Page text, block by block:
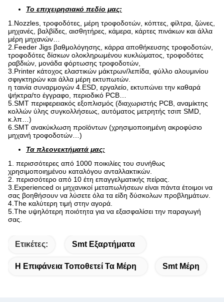
Το επιχειρησιακό πεδίο μας:
1.Nozzles, τροφοδότες, μέρη τροφοδοτών, κόπτες, φίλτρα, ζώνες,
μηχανές, βαλβίδες, αισθητήρες, κάμερα, κάρτες πινάκων και άλλα
μέρη μηχανών…
2.Feeder Jigs βαθμολόγησης, κάρρα αποθήκευσης τροφοδοτών,
τροφοδότες δίσκων ολοκληρωμένου κυκλώματος, τροφοδότες
ραβδιών, μονάδα φόρτωσης τροφοδοτών,
3.Printer κάτοχος ελαστικών μάκτρων/λεπίδα, φύλλο αλουμινίου
σφιγκτηρών και άλλα μέρη εκτυπωτών.
η ταινία συναρμογών 4.ESD, εργαλείο, εκτυπώνει την καθαρά
ψήκτρα/το έγγραφο, περιοδικό PCB…
5.SMT περιφερειακός εξοπλισμός (διαχωριστής PCB, αναμίκτης
κολλών ύλης συγκολλήσεως, αυτόματος μετρητής τσιπ SMD,
κ.λπ…)
6.SMT ανακύκλωση προϊόντων (χρησιμοποιημένη ακροφύσιο
μηχανή τροφοδοτών…)
Τα πλεονεκτήματά μας:
1. περισσότερες από 1000 ποικιλίες του συνήθως
χρησιμοποιημένου καταλόγου ανταλλακτικών.
2. περισσότερο από 10 έτη επαγγελματικής πείρας.
3.Experienced οι μηχανικοί μεταπωλήσεων είναι πάντα έτοιμοι να
σας βοηθήσουν να λύσετε όλα τα είδη δύσκολων προβλημάτων.
4.The καλύτερη τιμή στην αγορά.
5.The υψηλότερη ποιότητα για να εξασφαλίσει την παραγωγή
σας.
Ετικέτες: Smt Εξαρτήματα
Η Επιφάνεια Τοποθετεί Τα Μέρη Smt Μέρη